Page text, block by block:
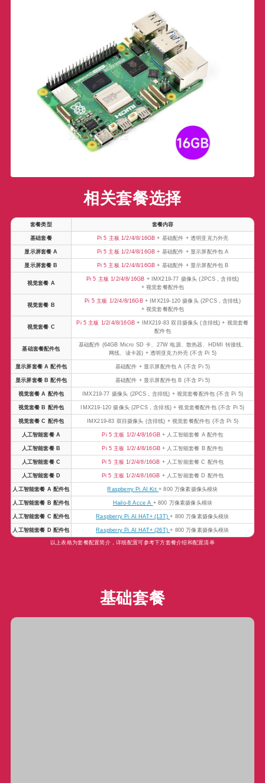
相关套餐选择
套餐类型 套餐内容
基础套餐 Pi 5 主板 1/2/4/8/16GB+ 基础配件 + 透明亚克力外壳
显示屏套餐 A Pi 5 主板 1/2/4/8/16GB+ 基础配件 + 显示屏配件包 A
显示屏套餐 B Pi 5 主板 1/2/4/8/16GB+ 基础配件 + 显示屏配件包 B
视觉套餐 A
Pi 5 主板 1/2/4/8/16GB + IMX219-77 摄像头 (2PCS，含排线)
+ 视觉套餐配件包
视觉套餐 B
Pi 5 主板 1/2/4/8/16GB + IMX219-120 摄像头 (2PCS，含排线)
+ 视觉套餐配件包
视觉套餐 C
Pi 5 主板 1/2/4/8/16GB+ IMX219-83 双目摄像头 (含排线) + 视觉套餐
配件包
基础套餐配件包
基础配件 (64GB Micro SD 卡、27W 电源、散热器、HDMI 转接线、
网线、读卡器) + 透明亚克力外壳 (不含 Pi 5)
显示屏套餐 A 配件包 基础配件 + 显示屏配件包 A (不含 Pi 5)
显示屏套餐 B 配件包 基础配件 + 显示屏配件包 B (不含 Pi 5)
视觉套餐 A 配件包 IMX219-77 摄像头 (2PCS，含排线) + 视觉套餐配件包 (不含 Pi 5)
视觉套餐 B 配件包 IMX219-120 摄像头 (2PCS，含排线) + 视觉套餐配件包 (不含 Pi 5)
视觉套餐 C 配件包 IMX219-83 双目摄像头 (含排线) + 视觉套餐配件包 (不含 Pi 5)
人工智能套餐 A Pi 5 主板 1/2/4/8/16GB+ 人工智能套餐 A 配件包
人工智能套餐 B Pi 5 主板 1/2/4/8/16GB+ 人工智能套餐 B 配件包
人工智能套餐 C Pi 5 主板 1/2/4/8/16GB + 人工智能套餐 C 配件包
人工智能套餐 D Pi 5 主板 1/2/4/8/16GB + 人工智能套餐 D 配件包
人工智能套餐 A 配件包 Raspberry Pi AI Kit+ 800 万像素摄像头模块
人工智能套餐 B 配件包 Hailo-8 Acce A + 800 万像素摄像头模块
人工智能套餐 C 配件包 Raspberry Pi AI HAT+ (13T)+ 800 万像素摄像头模块
人工智能套餐 D 配件包 Raspberry Pi AI HAT+ (26T)+ 800 万像素摄像头模块
以上表格为套餐配置简介，详细配置可参考下方套餐介绍和配置清单
基础套餐